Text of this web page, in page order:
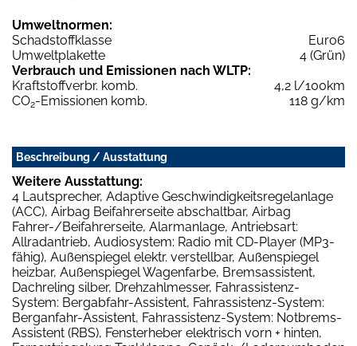
Umweltnormen:
Schadstoffklasse
Euro6
Umweltplakette
4 (Grün)
Verbrauch und Emissionen nach WLTP:
Kraftstoffverbr. komb.
4,2 l/100km
CO2-Emissionen komb. 118 g/km
Beschreibung / Ausstattung
Weitere Ausstattung:
4 Lautsprecher, Adaptive Geschwindigkeitsregelanlage
(ACC), Airbag Beifahrerseite abschaltbar, Airbag
Fahrer-/Beifahrerseite, Alarmanlage, Antriebsart:
Allradantrieb, Audiosystem: Radio mit CD-Player (MP3-
fähig), Außenspiegel elektr. verstellbar, Außenspiegel
heizbar, Außenspiegel Wagenfarbe, Bremsassistent,
Dachreling silber, Drehzahlmesser, Fahrassistenz-
System: Bergabfahr-Assistent, Fahrassistenz-System:
Berganfahr-Assistent, Fahrassistenz-System: Notbrems-
Assistent (RBS), Fensterheber elektrisch vorn + hinten,